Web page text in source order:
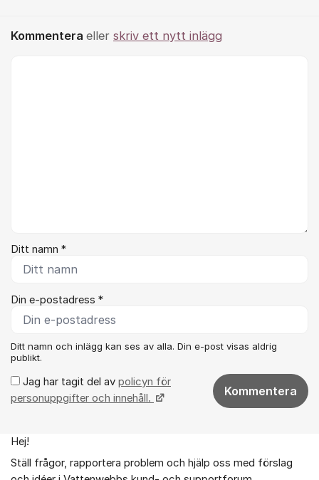
Kommentera eller skriv ett nytt inlägg
Ditt namn *
Din e-postadress *
Ditt namn och inlägg kan ses av alla. Din e-post visas aldrig
publikt.
Jag har tagit del av policyn för
personuppgifter och innehåll.
Kommentera
Om forumet
Hej!
Ställ frågor, rapportera problem och hjälp oss med förslag